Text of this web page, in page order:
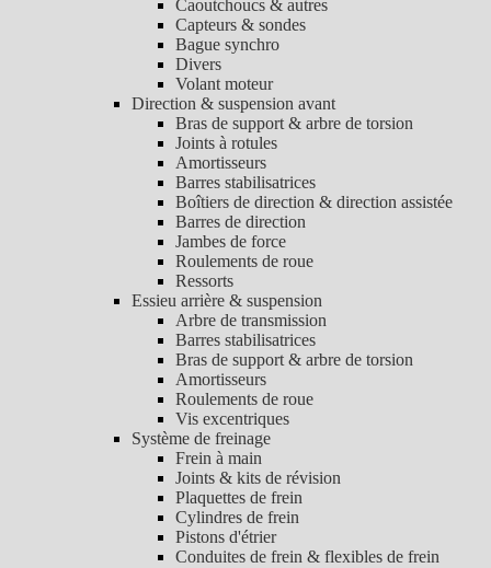
Caoutchoucs & autres
Capteurs & sondes
Bague synchro
Divers
Volant moteur
Direction & suspension avant
Bras de support & arbre de torsion
Joints à rotules
Amortisseurs
Barres stabilisatrices
Boîtiers de direction & direction assistée
Barres de direction
Jambes de force
Roulements de roue
Ressorts
Essieu arrière & suspension
Arbre de transmission
Barres stabilisatrices
Bras de support & arbre de torsion
Amortisseurs
Roulements de roue
Vis excentriques
Système de freinage
Frein à main
Joints & kits de révision
Plaquettes de frein
Cylindres de frein
Pistons d'étrier
Conduites de frein & flexibles de frein